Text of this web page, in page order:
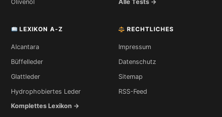
Olivenöl
Alle Tests →
LEXIKON A-Z
Alcantara
Büffelleder
Glattleder
Hydrophobiertes Leder
Komplettes Lexikon →
RECHTLICHES
Impressum
Datenschutz
Sitemap
RSS-Feed